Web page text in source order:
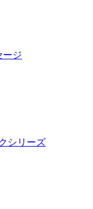
ージ
シリーズ